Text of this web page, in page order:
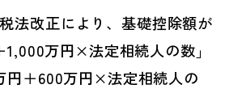
法改正により、基礎控除額が
1,000万円×法定相続人の数」
円＋600万円×法定相続人の